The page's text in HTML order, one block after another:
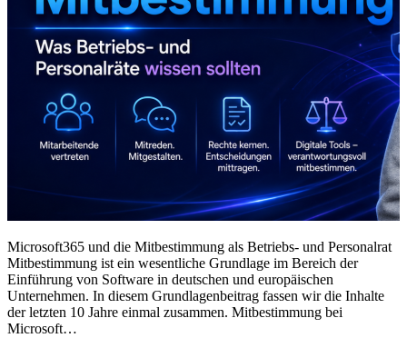
Microsoft365 und die Mitbestimmung als Betriebs- und Personalrat
Mitbestimmung ist ein wesentliche Grundlage im Bereich der
Einführung von Software in deutschen und europäischen
Unternehmen. In diesem Grundlagenbeitrag fassen wir die Inhalte
der letzten 10 Jahre einmal zusammen. Mitbestimmung bei
Microsoft…